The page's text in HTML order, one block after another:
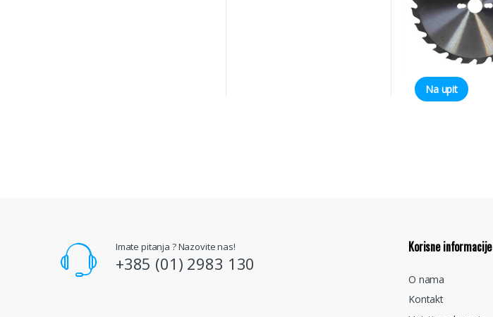
Na upit
Imate pitanja ? Nazovite nas!
+385 (01) 2983 130
Korisne informacije
O nama
Kontakt